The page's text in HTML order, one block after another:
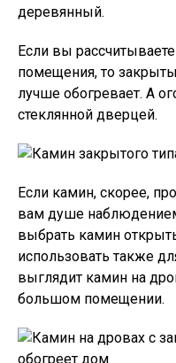
деревянный.
Если вы
помещения, то
лучше обогревает. А
стеклянной дверцей.
Если камин, скорее,
вам душе
выбрать камин
использовать также
выглядит камин на
большом помещении.